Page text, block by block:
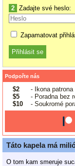
2 Zadajte své heslo:
Zapamatovat
Podpořte nás
$2
- Ikona patrona
$5
- Poradna bez
$10
- Soukromé
Táto kapela má
O tom kam smeruje